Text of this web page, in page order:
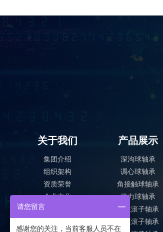
关于我们
集团介绍
组织架构
资质荣誉
企业文化
产品展示
深沟球轴承
调心球轴承
角接触球轴承
推力球轴承
圆柱滚子轴承
圆锥滚子轴承
请您留言
感谢您的关注，当前客服人员不在